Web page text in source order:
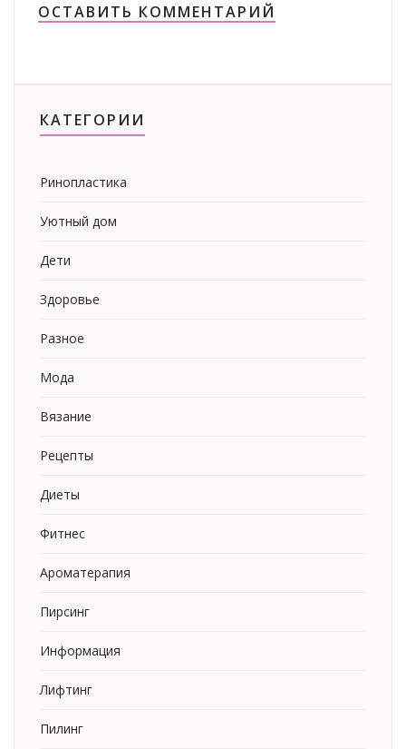
ОСТАВИТЬ КОММЕНТАРИЙ
КАТЕГОРИИ
Ринопластика
Уютный дом
Дети
Здоровье
Разное
Мода
Вязание
Рецепты
Диеты
Фитнес
Ароматерапия
Пирсинг
Информация
Лифтинг
Пилинг